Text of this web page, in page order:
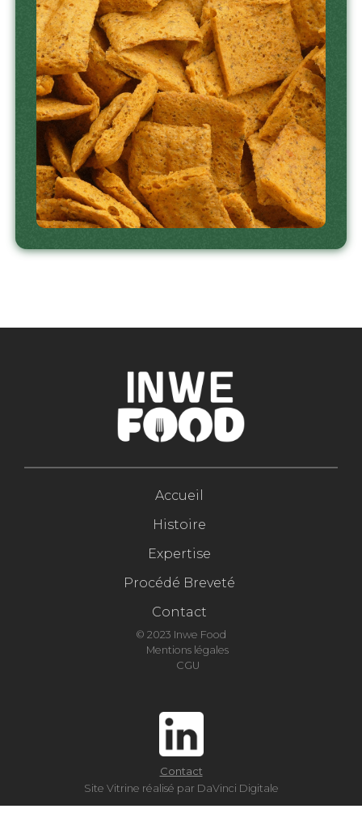
Accueil
Histoire
Expertise
Procédé Breveté
Contact
© 2023 Inwe Food
Mentions légales
CGU
Site Vitrine réalisé par DaVinci Digitale
Contact